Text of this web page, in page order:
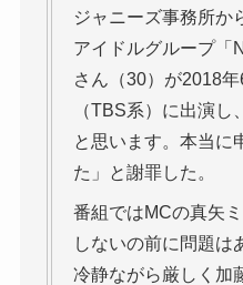
ジャニーズ事務所か
アイドルグループ「
さん（30）が2018年
（TBS系）に出演
と思います。本当に
た」と謝罪した。
番組ではMCの真矢
しないの前に問題は
冷静ながら厳しく加